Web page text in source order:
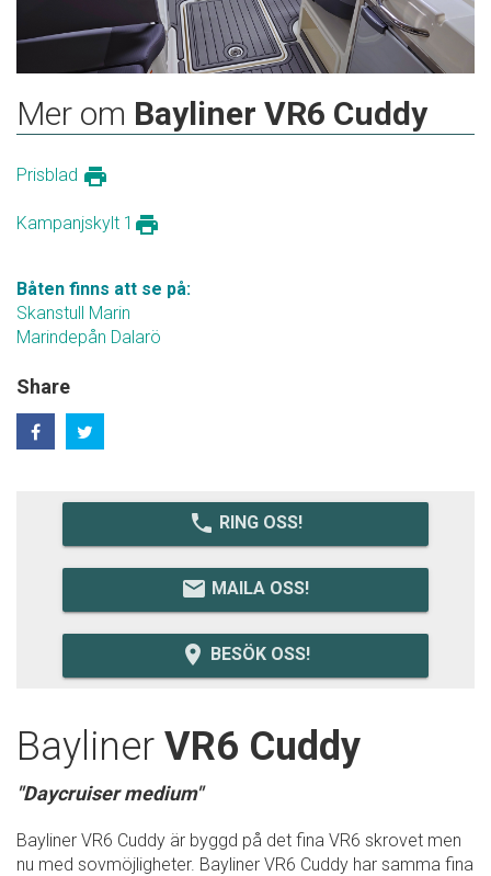
Mer om Bayliner VR6 Cuddy
Prisblad print
Kampanjskylt 1 print
Båten finns att se på:
Skanstull Marin
Marindepån Dalarö
Share
local_phone RING OSS!
email MAILA OSS!
room BESÖK OSS!
Bayliner VR6 Cuddy
"Daycruiser medium"
Bayliner VR6 Cuddy är byggd på det fina VR6 skrovet men
nu med sovmöjligheter. Bayliner VR6 Cuddy har samma fina